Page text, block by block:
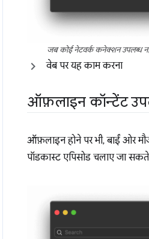
जब कोई नेटवर्क कनेक्शन उपलब्ध
वेब पर यह काम करना
ऑफ़लाइन कॉन्टेंट
ऑफ़लाइन होने पर भी, बाईं ओर
पॉडकास्ट एपिसोड चलाए जा